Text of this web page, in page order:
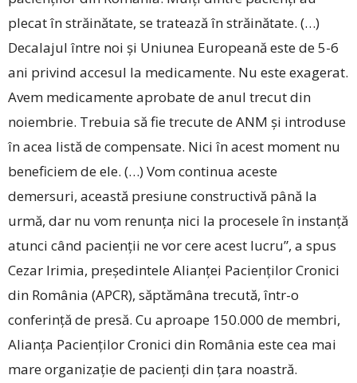
plecat în străinătate, se tratează în străinătate. (…)
Decalajul între noi și Uniunea Europeană este de 5-6
ani privind accesul la medicamente. Nu este exagerat.
Avem medicamente aprobate de anul trecut din
noiembrie. Trebuia să fie trecute de ANM și introduse
în acea listă de compensate. Nici în acest moment nu
beneficiem de ele. (…) Vom continua aceste
demersuri, această presiune constructivă până la
urmă, dar nu vom renunța nici la procesele în instanță
atunci când pacienții ne vor cere acest lucru”, a spus
Cezar Irimia, președintele Alianței Pacienților Cronici
din România (APCR), săptămâna trecută, ­într-o
conferință de presă. Cu aproape 150.000 de membri,
Alianța Pacienților Cronici din România este cea mai
mare organizație de pacienți din țara noastră.